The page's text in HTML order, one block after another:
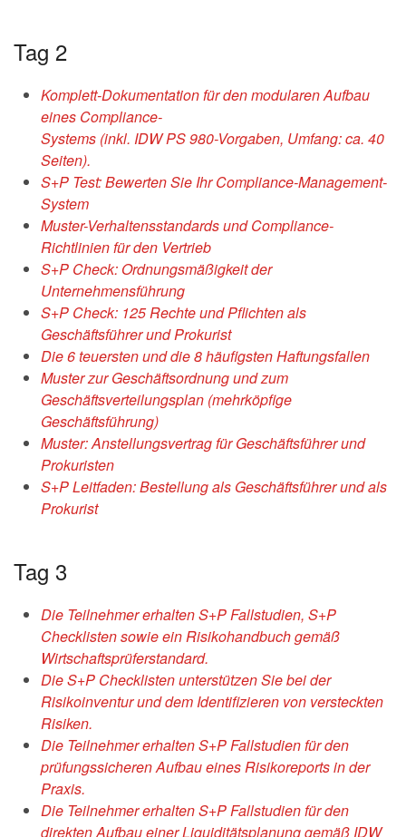
Tag 2
Komplett-Dokumentation für den modularen Aufbau
eines Compliance-
Systems (inkl. IDW PS 980-Vorgaben, Umfang: ca. 40
Seiten).
S+P Test: Bewerten Sie Ihr Compliance-Management-
System
Muster-Verhaltensstandards und Compliance-
Richtlinien für den Vertrieb
S+P Check: Ordnungsmäßigkeit der
Unternehmensführung
S+P Check: 125 Rechte und Pflichten als
Geschäftsführer und Prokurist
Die 6 teuersten und die 8 häufigsten Haftungsfallen
Muster zur Geschäftsordnung und zum
Geschäftsverteilungsplan (mehrköpfige
Geschäftsführung)
Muster: Anstellungsvertrag für Geschäftsführer und
Prokuristen
S+P Leitfaden: Bestellung als Geschäftsführer und als
Prokurist
Tag 3
Die Teilnehmer erhalten S+P Fallstudien, S+P
Checklisten sowie einRisikohandbuch gemäß
Wirtschaftsprüferstandard.
Die S+P Checklisten unterstützen Sie bei der
Risikoinventur und dem Identifizieren von versteckten
Risiken.
Die Teilnehmer erhalten S+P Fallstudien für den
prüfungssicheren Aufbaueines Risikoreports in der
Praxis.
Die Teilnehmer erhalten S+P Fallstudien für den
direkten Aufbau einer Liquiditätsplanung gemäß IDW